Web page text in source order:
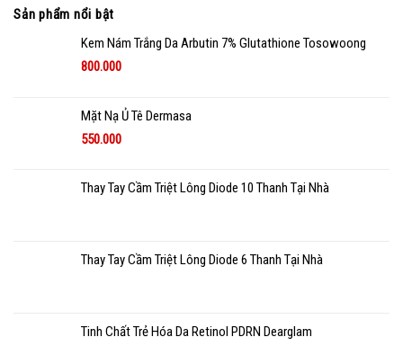
Sản phẩm nổi bật
Kem Nám Trắng Da Arbutin 7% Glutathione Tosowoong
800.000
Mặt Nạ Ủ Tê Dermasa
550.000
Thay Tay Cầm Triệt Lông Diode 10 Thanh Tại Nhà
Thay Tay Cầm Triệt Lông Diode 6 Thanh Tại Nhà
Tinh Chất Trẻ Hóa Da Retinol PDRN Dearglam